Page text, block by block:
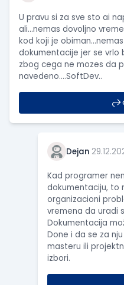
U pravu si za sve sto ai
ali...nemas dovoljno
kod koji je
dokumentacije jer se vrlo
zbog cega ne mozes da
navedeno....SoftDev..
Dejan
Kad programer
dokumentaciju, to
organizacioni
vremena da uradi
Dokumentacija
Done i da se za
masteru ili
izbori.